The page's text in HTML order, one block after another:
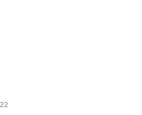
Mágicos